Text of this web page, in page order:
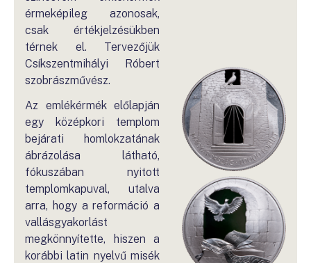
érmeképileg azonosak,
csak értékjelzésükben
térnek el. Tervezőjük
Csíkszentmihályi Róbert
szobrászművész.
Az emlékérmék előlapján
egy középkori templom
bejárati homlokzatának
ábrázolása látható,
fókuszában nyitott
templomkapuval, utalva
arra, hogy a reformáció a
vallásgyakorlást
megkönnyítette, hiszen a
korábbi latin nyelvű misék